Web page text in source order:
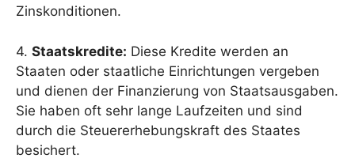
Zinskonditionen.
4. Staatskredite: Diese Kredite werden an
Staaten oder staatliche Einrichtungen vergeben
und dienen der Finanzierung von Staatsausgaben.
Sie haben oft sehr lange Laufzeiten und sind
durch die Steuererhebungskraft des Staates
besichert.